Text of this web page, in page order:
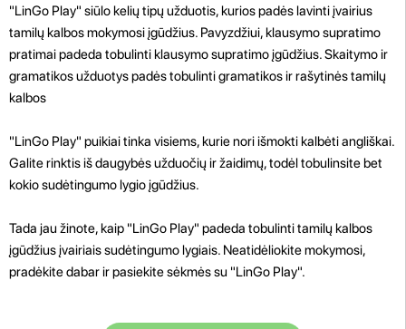
"LinGo Play" siūlo kelių tipų užduotis, kurios padės lavinti įvairius
tamilų kalbos mokymosi įgūdžius. Pavyzdžiui, klausymo supratimo
pratimai padeda tobulinti klausymo supratimo įgūdžius. Skaitymo ir
gramatikos užduotys padės tobulinti gramatikos ir rašytinės tamilų
kalbos
"LinGo Play" puikiai tinka visiems, kurie nori išmokti kalbėti angliškai.
Galite rinktis iš daugybės užduočių ir žaidimų, todėl tobulinsite bet
kokio sudėtingumo lygio įgūdžius.
Tada jau žinote, kaip "LinGo Play" padeda tobulinti tamilų kalbos
įgūdžius įvairiais sudėtingumo lygiais. Neatidėliokite mokymosi,
pradėkite dabar ir pasiekite sėkmės su "LinGo Play".